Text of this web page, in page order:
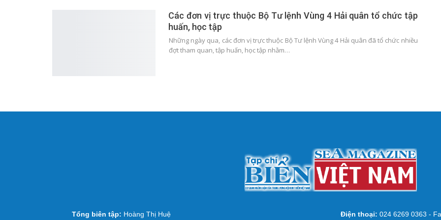
Các đơn vị trực thuộc Bộ Tư lệnh Vùng 4 Hải quân tổ chức tập
huấn, học tập
Những ngày qua, các đơn vị trực thuộc Bộ Tư lệnh Vùng 4 Hải quân đã tổ chức nhiều
đợt tham quan, tập huấn, học tập nhằm…
Tổng biên tập: Hoàng Thị Huệ Điện thoại: 024 6269 0363 -